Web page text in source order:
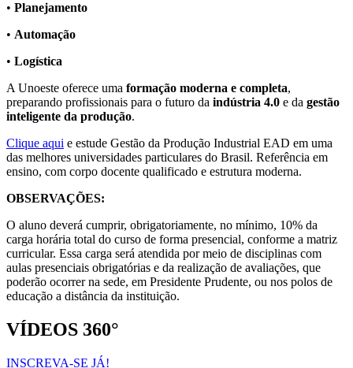
• Planejamento
• Automação
• Logística
A Unoeste oferece uma formação moderna e completa,
preparando profissionais para o futuro da indústria 4.0 e da gestão
inteligente da produção.
Clique aqui e estude Gestão da Produção Industrial EAD em uma
das melhores universidades particulares do Brasil. Referência em
ensino, com corpo docente qualificado e estrutura moderna.
OBSERVAÇÕES:
O aluno deverá cumprir, obrigatoriamente, no mínimo, 10% da
carga horária total do curso de forma presencial, conforme a matriz
curricular. Essa carga será atendida por meio de disciplinas com
aulas presenciais obrigatórias e da realização de avaliações, que
poderão ocorrer na sede, em Presidente Prudente, ou nos polos de
educação a distância da instituição.
VÍDEOS 360°
INSCREVA-SE JÁ!